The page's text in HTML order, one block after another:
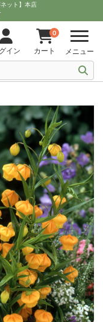
ネット】本店
イン
0
カート メニュー